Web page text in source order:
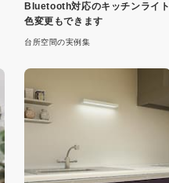
Bluetooth対応のキッチンライト
色変更もできます
台所空間の実例集